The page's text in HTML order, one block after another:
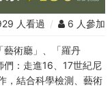
人看過 / 6 人參加
藝術廳」、「羅丹
們：走進16、17世紀尼
，結合科學檢測、藝術